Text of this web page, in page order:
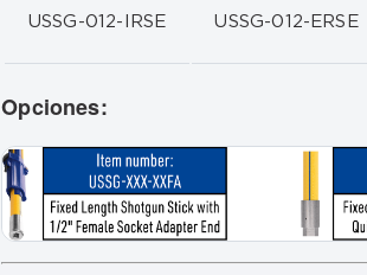
USSG-012-IRSE USSG-012-ERSE
Opciones: